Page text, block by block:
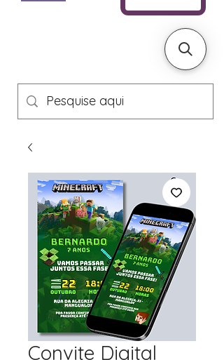
Convite Digital